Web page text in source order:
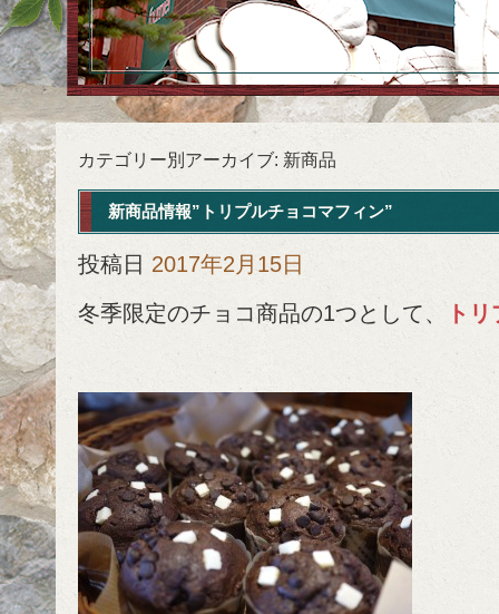
カテゴリー別アーカイブ: 新商品
新商品情報”トリプルチョコマフィン”
投稿日 2017年2月15日
冬季限定のチョコ商品の1つとして、
ト